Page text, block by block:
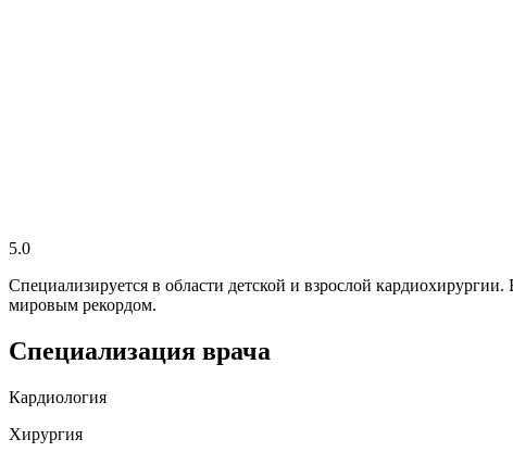
5.0
Специализируется в области детской и взрослой
мировым рекордом.
Специализация врача
Кардиология
Хирургия